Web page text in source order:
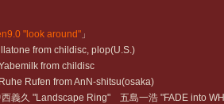
"look around" 」
from childisc, plop(U.S.)
from childisc
Rufen from AnN-shitsu(osaka)
西義久 "Landscape Ring" 五島一浩 "FADE into